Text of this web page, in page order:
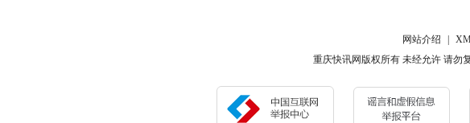
网站介绍
重庆快讯网版权所有 未经允许 请勿